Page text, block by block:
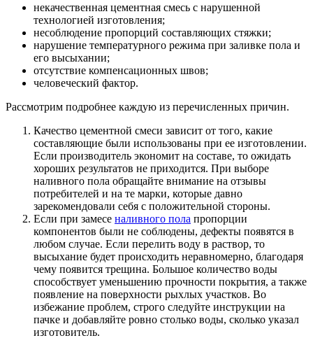
некачественная цементная смесь с нарушенной
технологией изготовления;
несоблюдение пропорций составляющих стяжки;
нарушение температурного режима при заливке пола и
его высыхании;
отсутствие компенсационных швов;
человеческий фактор.
Рассмотрим подробнее каждую из перечисленных причин.
Качество цементной смеси зависит от того, какие
составляющие были использованы при ее изготовлении.
Если производитель экономит на составе, то ожидать
хороших результатов не приходится. При выборе
наливного пола обращайте внимание на отзывы
потребителей и на те марки, которые давно
зарекомендовали себя с положительной стороны.
Если при замесе наливного пола пропорции
компонентов были не соблюдены, дефекты появятся в
любом случае. Если перелить воду в раствор, то
высыхание будет происходить неравномерно, благодаря
чему появится трещина. Большое количество воды
способствует уменьшению прочности покрытия, а также
появление на поверхности рыхлых участков. Во
избежание проблем, строго следуйте инструкции на
пачке и добавляйте ровно столько воды, сколько указал
изготовитель.